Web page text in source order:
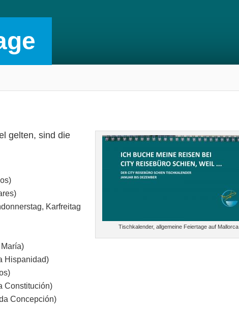
Tischkalender, allgemeine Feiertage auf Mallorca
gelten, sind die
Karfreitag
Hispanidad)
Constitución)
Concepción)